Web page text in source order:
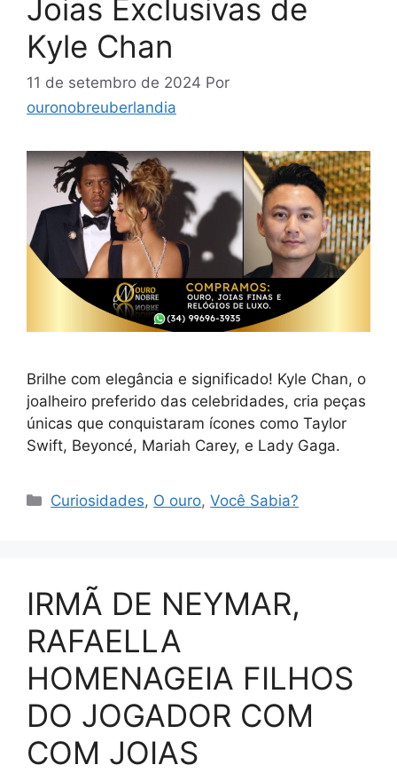
Joias Exclusivas de
Kyle Chan
11 de setembro de 2024 Por
ouronobreuberlandia
Brilhe com elegância e significado! Kyle Chan, o
joalheiro preferido das celebridades, cria peças
únicas que conquistaram ícones como Taylor
Swift, Beyoncé, Mariah Carey, e Lady Gaga.
Categorias
Curiosidades, O ouro,Você Sabia?
IRMÃ DE NEYMAR,
RAFAELLA
HOMENAGEIA FILHOS
DO JOGADOR COM
COM JOIAS